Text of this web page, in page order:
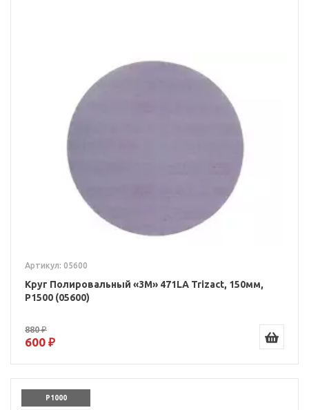
Артикул: 05600
Круг Полировальный «3M» 471LA Trizact, 150мм,
P1500 (05600)
880 ₽
600 ₽
P1000